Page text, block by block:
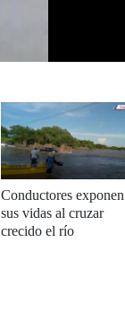
Conductores exponen
sus vidas al cruzar
crecido el río